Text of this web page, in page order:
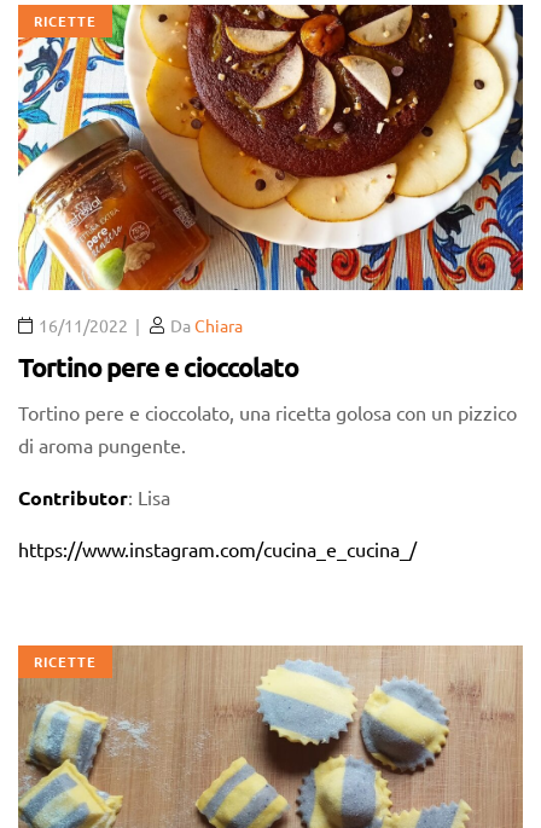
RICETTE
16/11/2022 DaChiara
Tortino pere e cioccolato
Tortino pere e cioccolato, una ricetta golosa con un pizzico
di aroma pungente.
Contributor: Lisa
https://www.instagram.com/cucina_e_cucina_/
RICETTE